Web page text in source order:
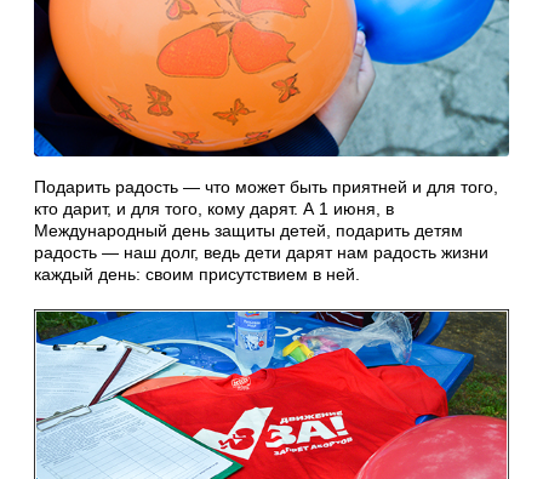
Подарить радость — что может быть приятней и для того,
кто дарит, и для того, кому дарят. А 1 июня, в
Международный день защиты детей, подарить детям
радость — наш долг, ведь дети дарят нам радость жизни
каждый день: своим присутствием в ней.